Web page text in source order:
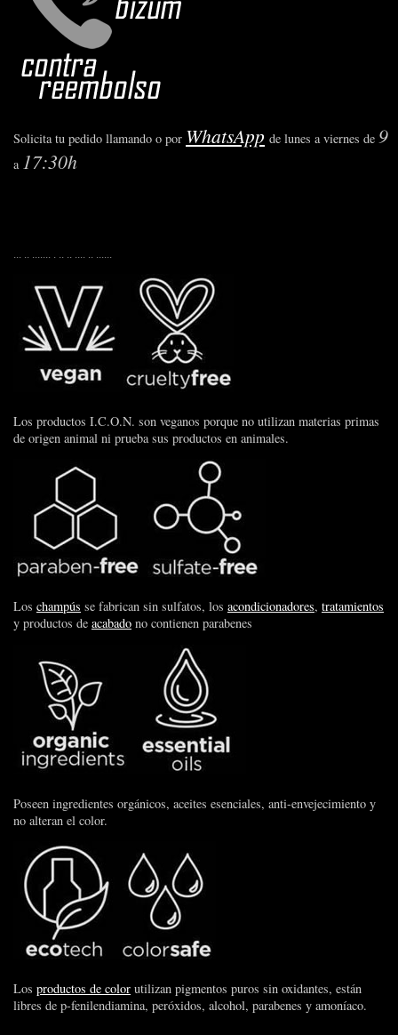
Solicita tu pedido llamando o por WhatsApp de lunes a viernes de 9
a 17:30h
Los productos I.C.O.N. son veganos porque no utilizan materias primas
de origen animal ni prueba sus productos en animales.
Los champús se fabrican sin sulfatos, los acondicionadores, tratamientos
y productos de acabado no contienen parabenes
Poseen ingredientes orgánicos, aceites esenciales, anti-envejecimiento y
no alteran el color.
Los productos de color utilizan pigmentos puros sin oxidantes, están
libres de p-fenilendiamina, peróxidos, alcohol, parabenes y amoníaco.